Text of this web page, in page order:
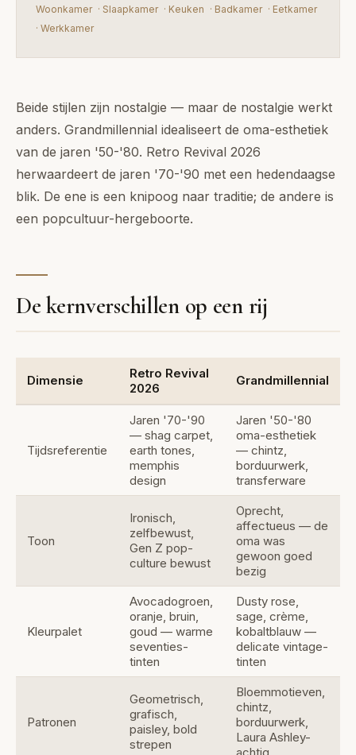
Woonkamer · Slaapkamer · Keuken · Badkamer · Eetkamer
· Werkkamer
Beide stijlen zijn nostalgie — maar de nostalgie werkt
anders. Grandmillennial idealiseert de oma-esthetiek
van de jaren '50-'80. Retro Revival 2026
herwaardeert de jaren '70-'90 met een hedendaagse
blik. De ene is een knipoog naar traditie; de andere is
een popcultuur-hergeboorte.
De kernverschillen op een rij
Dimensie
Retro Revival
2026
Grandmillennial
Tijdsreferentie
Jaren '70-'90
— shag carpet,
earth tones,
memphis
design
Jaren '50-'80
oma-esthetiek
— chintz,
borduurwerk,
transferware
Toon
Ironisch,
zelfbewust,
Gen Z pop-
culture bewust
Oprecht,
affectueus — de
oma was
gewoon goed
bezig
Kleurpalet
Avocadogroen,
oranje, bruin,
goud — warme
seventies-
tinten
Dusty rose,
sage, crème,
kobaltblauw —
delicate vintage-
tinten
Patronen
Geometrisch,
grafisch,
paisley, bold
strepen
Bloemmotieven,
chintz,
borduurwerk,
Laura Ashley-